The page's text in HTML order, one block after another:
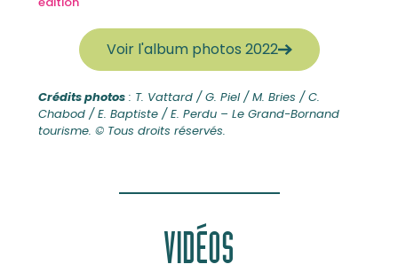
Voir l'album photos 2022
Crédits photos : T. Vattard / G. Piel / M. Bries / C.
Chabod / E. Baptiste / E. Perdu – Le Grand-Bornand
tourisme. © Tous droits réservés.
VIDÉOS